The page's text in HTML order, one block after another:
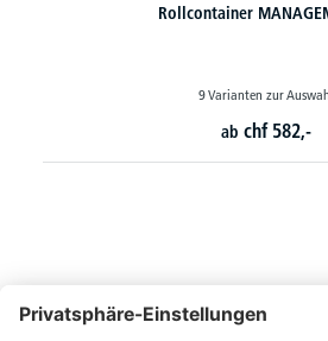
Rollcontainer BASE LINE mit
8 Varianten zur
ab chf 274,-
Montags bis Freitags von 08:30 - 17:00 Uhr